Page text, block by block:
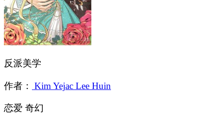
反派美学
作者： Kim Yejac Lee Huin
恋爱 奇幻